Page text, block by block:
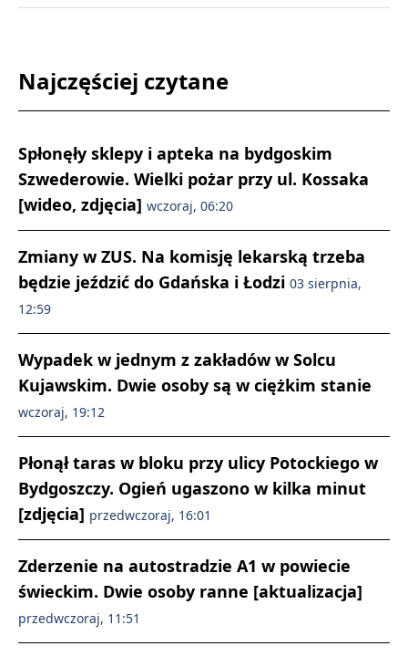
Najczęściej czytane
Spłonęły sklepy i apteka na bydgoskim
Szwederowie. Wielki pożar przy ul. Kossaka
[wideo, zdjęcia] wczoraj, 06:20
Zmiany w ZUS. Na komisję lekarską trzeba
będzie jeździć do Gdańska i Łodzi 03 sierpnia,
12:59
Wypadek w jednym z zakładów w Solcu
Kujawskim. Dwie osoby są w ciężkim stanie
wczoraj, 19:12
Płonął taras w bloku przy ulicy Potockiego w
Bydgoszczy. Ogień ugaszono w kilka minut
[zdjęcia] przedwczoraj, 16:01
Zderzenie na autostradzie A1 w powiecie
świeckim. Dwie osoby ranne [aktualizacja]
przedwczoraj, 11:51